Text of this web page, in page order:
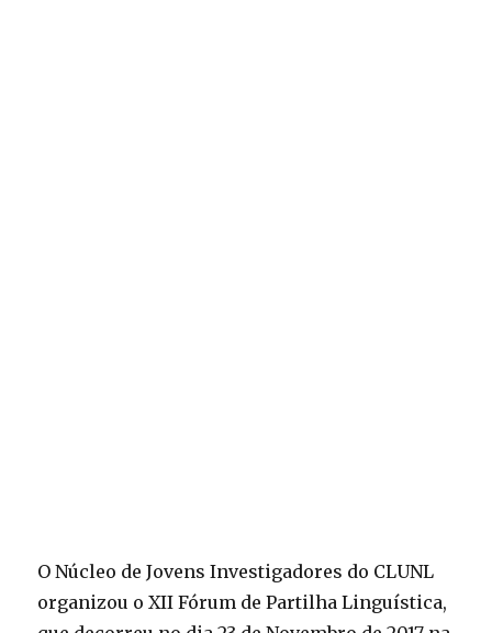
O Núcleo de Jovens Investigadores do CLUNL
organizou o XII Fórum de Partilha Linguística,